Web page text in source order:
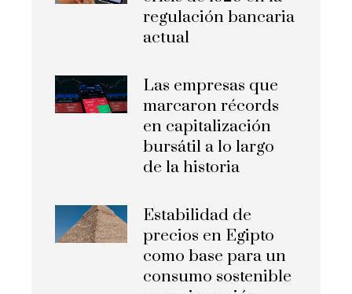
regulación bancaria
actual
Las empresas que
marcaron récords
en capitalización
bursátil a lo largo
de la historia
Estabilidad de
precios en Egipto
como base para un
consumo sostenible